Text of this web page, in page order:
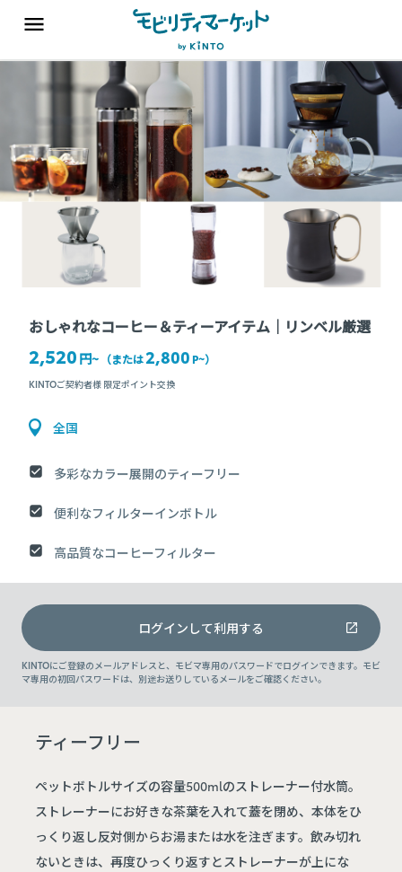
ティーフリー
ペットボトルサイズの容量500mlのストレーナー付水筒。
ストレーナーにお好きな茶葉を入れて蓋を閉め、本体をひ
っくり返し反対側からお湯または水を注ぎます。飲み切れ
ないときは、再度ひっくり返すとストレーナーが上にな
おしゃれなコーヒー＆ティーアイテム｜リンベル厳選
2,520 円~ （または2,800 P~）
KINTOご契約者様 限定ポイント交換
全国
多彩なカラー展開のティーフリー
便利なフィルターインボトル
高品質なコーヒーフィルター
ログインして利用する
KINTOにご登録のメールアドレスと、モビマ専用のパスワードでログインできます。モビ
マ専用の初回パスワードは、別途お送りしているメールをご確認ください。